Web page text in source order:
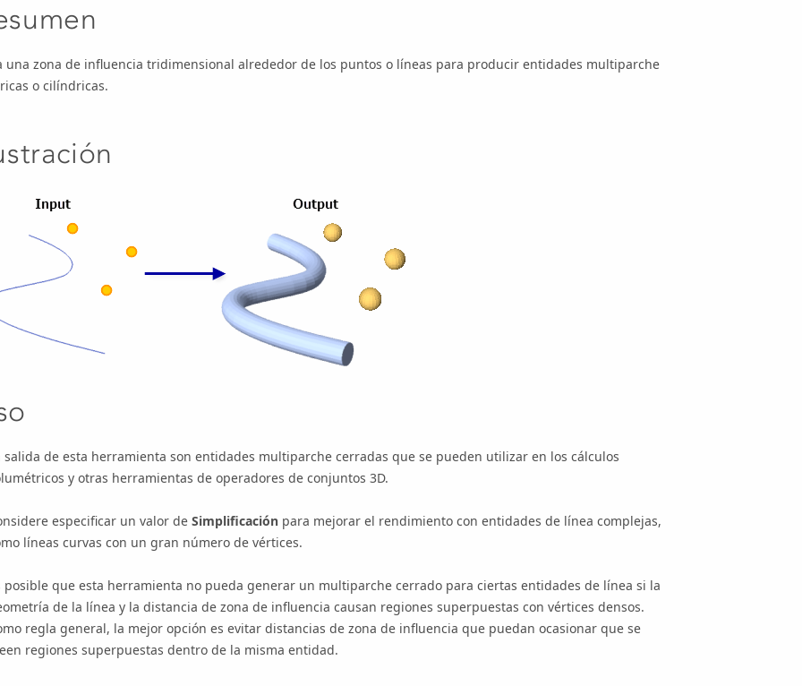
una zona de influencia tridimensional alrededor de los puntos o líneas para producir entidades multiparche
o cilíndricas.
salida de esta herramienta son entidades multiparche cerradas que se pueden utilizar en los cálculos
y otras herramientas de operadores de conjuntos 3D.
especificar un valor de Simplificación para mejorar el rendimiento con entidades de línea complejas,
líneas curvas con un gran número de vértices.
posible que esta herramienta no pueda generar un multiparche cerrado para ciertas entidades de línea si la
de la línea y la distancia de zona de influencia causan regiones superpuestas con vértices densos.
regla general, la mejor opción es evitar distancias de zona de influencia que puedan ocasionar que se
regiones superpuestas dentro de la misma entidad.